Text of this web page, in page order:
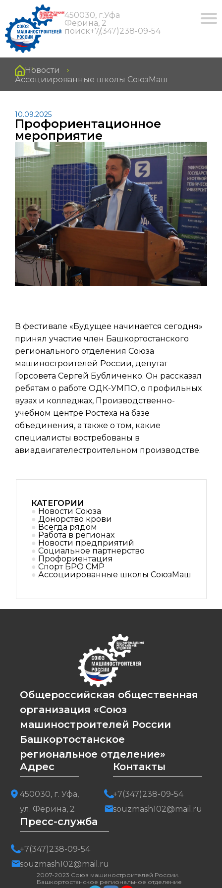
450030, г.Уфа
Ферина, 2
поиск+7(347)238-09-54
Новости
Ассоциированные школы СоюзМаш
10.09.2025
Профориентационное
мероприятие
В фестивале «Будущее начинается сегодня»
принял участие член Башкортостанского
регионального отделения Союза
машиностроителей России, депутат
Горсовета Сергей Бубличенко. Он рассказал
ребятам о работе ОДК-УМПО, о профильных
вузах и колледжах, Производственно-
учебном центре Ростеха на базе
объединения, а также о том, какие
специалисты востребованы в
авиадвигателестроительном производстве.
КАТЕГОРИИ
Новости Союза
Донорство крови
Всегда рядом
Работа в регионах
Новости предприятий
Социальное партнерствo
Профориентация
Спорт БРО СМР
Ассоциированные школы СоюзМаш
Общероссийская общественная
организация «Союз
машиностроителей России
Башкортостанское
региональное отделение»
Адрес
450030, г. Уфа,
ул. Ферина, 2
Контакты
+7(347)238-09-54
souzmash102@mail.ru
Пресс-служба
+7(347)238-09-54
souzmash102@mail.ru
2007-2023 Союз машиностроителей России.
Башкортостанское региональное отделение